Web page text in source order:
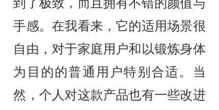
到了极致，而且拥有不错的颜值与
手感。在我看来，它的适用场景很
自由，对于家庭用户和以锻炼身体
为目的的普通用户特别合适。当
然，个人对这款产品也有一些改进